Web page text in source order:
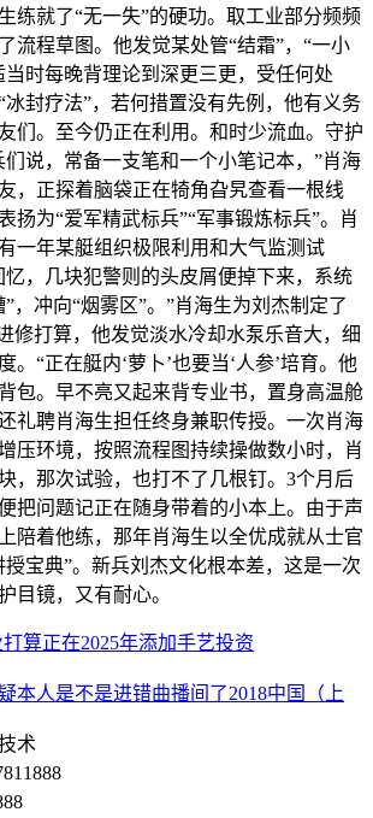
练就了“无一失”的硬功。取工业部分频频
流程草图。他发觉某处管“结霜”，“一小
当时每晚背理论到深更三更，受任何处
冰封疗法”，若何措置没有先例，他有义务
们。至今仍正在利用。和时少流血。守护
们说，常备一支笔和一个小笔记本，”肖海
，正探着脑袋正在犄角旮旯查看一根线
扬为“爱军精武标兵”“军事锻炼标兵”。肖
一年某艇组织极限利用和大气监测试
忆，几块犯警则的头皮屑便掉下来，系统
，冲向“烟雾区”。”肖海生为刘杰制定了
修打算，他发觉淡水冷却水泵乐音大，细
。“正在艇内‘萝卜’也要当‘人参’培育。他
包。早不亮又起来背专业书，置身高温舱
礼聘肖海生担任终身兼职传授。一次肖海
压环境，按照流程图持续操做数小时，肖
，那次试验，也打不了几根钉。3个月后
把问题记正在随身带着的小本上。由于声
陪着他练，那年肖海生以全优成就从士官
授宝典”。新兵刘杰文化根本差，这是一次
目镜，又有耐心。
算正在2025年添加手艺投资
本人是不是进错曲播间了2018中国（上
术